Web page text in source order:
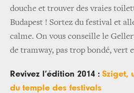
douche et trouver des vraies
Budapest ! Sortez du festival et
calme. On vous conseille le
de tramway, pas trop bondé, vert
Revivez l’édition 2014 : Sziget,
du temple des festivals